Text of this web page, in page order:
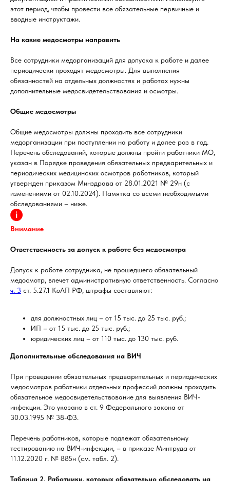
этот период, чтобы провести все обязательные первичные и
вводные инструктажи.
На какие медосмотры направить
Все сотрудники медорганизаций для допуска к работе и далее
периодически проходят медосмотры. Для выполнения
обязанностей на отдельных должностях и работах нужны
дополнительные медосвидетельствования и осмотры.
Общие медосмотры
Общие медосмотры должны проходить все сотрудники
медорганизации при поступлении на работу и далее раз в год.
Перечень обследований, которые должны пройти работники МО,
указан в Порядке проведения обязательных предварительных и
периодических медицинских осмотров работников, который
утвержден приказом Минздрава от 28.01.2021 № 29н (с
изменениями от 02.10.2024). Памятка со всеми необходимыми
обследованиями – ниже.
Внимание
Ответственность за допуск к работе без медосмотра
Допуск к работе сотрудника, не прошедшего обязательный
медосмотр, влечет административную ответственность. Согласно
ч. 3 ст. 5.27.1 КоАП РФ, штрафы составляют:
для должностных лиц – от 15 тыс. до 25 тыс. руб.;
ИП – от 15 тыс. до 25 тыс. руб.;
юридических лиц – от 110 тыс. до 130 тыс. руб.
Дополнительные обследования на ВИЧ
При проведении обязательных предварительных и периодических
медосмотров работники отдельных профессий должны проходить
обязательное медосвидетельствование для выявления ВИЧ-
инфекции. Это указано в ст. 9 Федерального закона от
30.03.1995 № 38-ФЗ.
Перечень работников, которые подлежат обязательному
тестированию на ВИЧ-инфекции, – в приказе Минтруда от
11.12.2020 г. № 885н (см. табл. 2).
Таблица 2. Работники, которых обязательно обследовать на